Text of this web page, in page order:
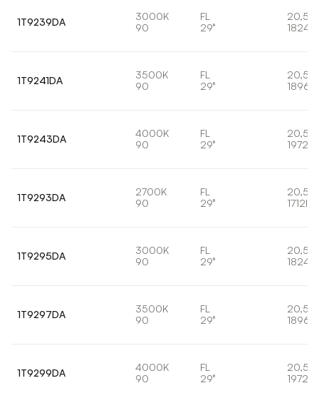
1T9239DA
3000K
90
FL
29°
20,5W
1824lm
1T9241DA
3500K
90
FL
29°
20,5W
1896lm
1T9243DA
4000K
90
FL
29°
20,5W
1972lm
1T9293DA
2700K
90
FL
29°
20,5W
1712lm
1T9295DA
3000K
90
FL
29°
20,5W
1824lm
1T9297DA
3500K
90
FL
29°
20,5W
1896lm
1T9299DA
4000K
90
FL
29°
20,5W
1972lm